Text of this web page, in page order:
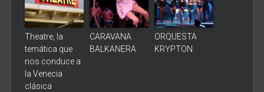
Theatre, la
temática que
nos conduce a
la Venecia
clásica
CARAVANA
BALKANERA
ORQUESTA
KRYPTON